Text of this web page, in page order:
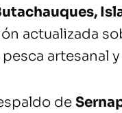
actualizada
artesanal
de